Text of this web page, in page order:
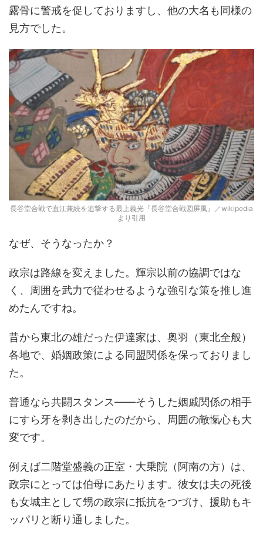
露骨に警戒を促しておりますし、他の大名も同様の
見方でした。
長谷堂合戦で直江兼続を追撃する最上義光『長谷堂合戦図屏風』／wikipedia
より引用
なぜ、そうなったか？
政宗は路線を変えました。輝宗以前の協調ではな
く、周囲を武力で従わせるような強引な策を推し進
めたんですね。
昔から東北の雄だった伊達家は、奥羽（東北全般）
各地で、婚姻政策による同盟関係を保っておりまし
た。
普通なら共闘スタンス――そうした姻戚関係の相手
にすら牙を剥き出したのだから、周囲の敵愾心も大
変です。
例えば二階堂盛義の正室・大乗院（阿南の方）は、
政宗にとっては伯母にあたります。彼女は夫の死後
も女城主として甥の政宗に抵抗をつづけ、援助もキ
ッパリと断り通しました。